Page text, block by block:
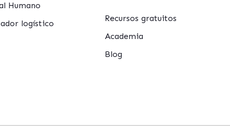
Humano
logístico
Recursos gratuitos
Academia
Blog